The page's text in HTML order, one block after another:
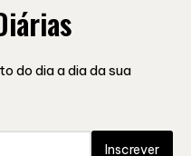
do dia a dia da sua
Inscrever